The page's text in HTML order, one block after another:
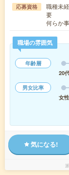
応募資格
職種未
要
何らか
職場の雰囲気
年齢層
20
男女比率
女性
気になる!